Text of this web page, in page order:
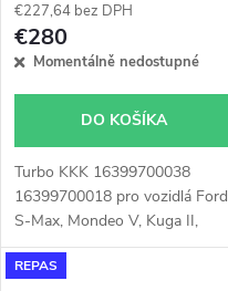
€227,64 bez DPH
€280
Momentálně nedostupné
DO KOŠÍKA
Turbo KKK 16399700038
16399700018 pro vozidlá Ford
S-Max, Mondeo V, Kuga II,
Grand C-Max, Galaxy III, Focus
III, C-Max II, 88kW 110 kW
REPAS